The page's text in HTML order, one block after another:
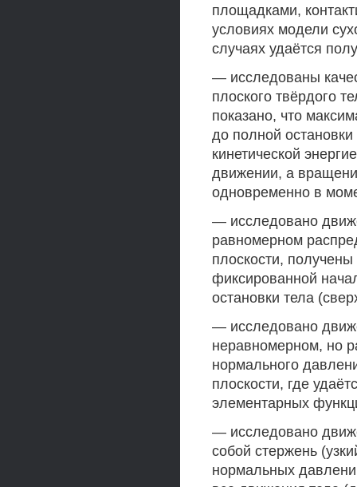
площадками,
условиях модели
случаях удаётся
— исследованы
плоского твёрдого
показано, что
до полной
кинетической
движении, а
одновременно в
— исследовано
равномерном
плоскости,
фиксированной
остановки тела
— исследовано
неравномерном, но
нормального
плоскости, где
элементарных
— исследовано
собой стержень
нормальных